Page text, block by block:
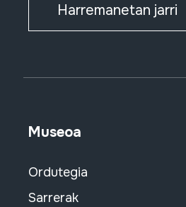
Harremanetan jarri
Museoa
Ordutegia
Sarrerak